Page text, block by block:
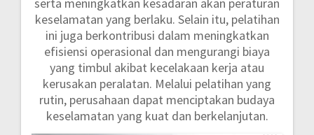
serta meningkatkan kesadaran akan peraturan
keselamatan yang berlaku. Selain itu, pelatihan
ini juga berkontribusi dalam meningkatkan
efisiensi operasional dan mengurangi biaya
yang timbul akibat kecelakaan kerja atau
kerusakan peralatan. Melalui pelatihan yang
rutin, perusahaan dapat menciptakan budaya
keselamatan yang kuat dan berkelanjutan.